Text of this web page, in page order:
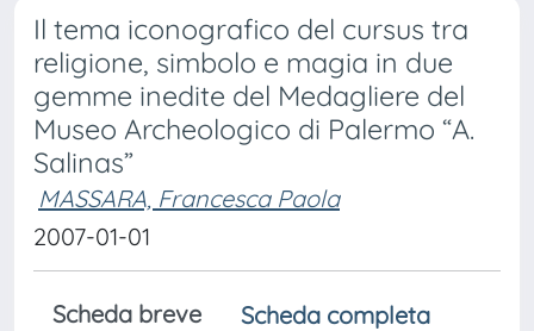
Il tema iconografico del cursus tra
religione, simbolo e magia in due
gemme inedite del Medagliere del
Museo Archeologico di Palermo “A.
Salinas”
MASSARA, Francesca Paola
2007-01-01
Scheda breve
Scheda completa